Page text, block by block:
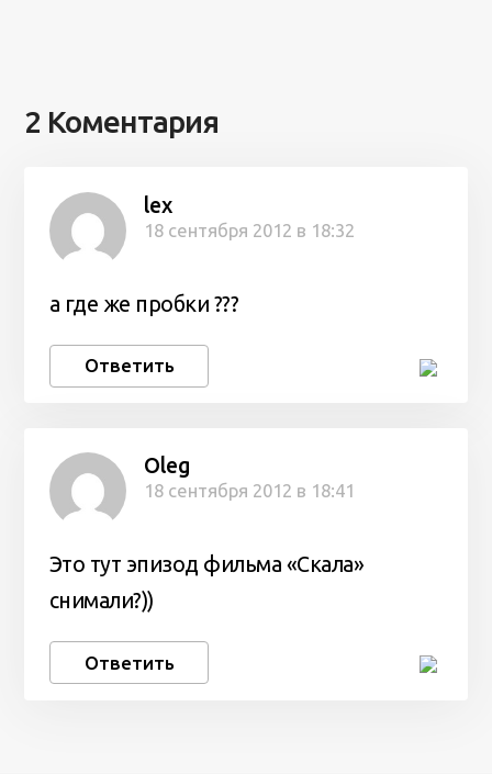
2 Коментария
lex
18 сентября 2012 в 18:32
а где же пробки ???
Ответить
Oleg
18 сентября 2012 в 18:41
Это тут эпизод фильма «Скала»
снимали?))
Ответить